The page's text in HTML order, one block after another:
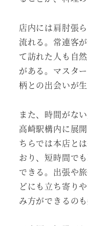
店内には肩肘張
流れる。常連客
て訪れた人も自
がある。マスタ
柄との出会いが
また、時間がな
高崎駅構内に展
ちらでは本店と
おり、短時間で
できる。出張や
どにも立ち寄り
み方ができるの